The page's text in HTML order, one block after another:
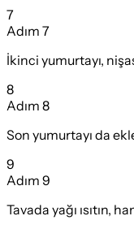
7
Adım 7
İkinci yumurtayı,
8
Adım 8
Son yumurtayı da
9
Adım 9
Tavada yağı ısıtın,